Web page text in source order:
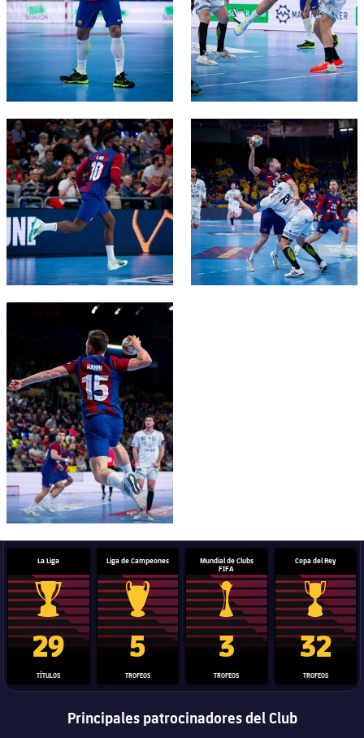
FC Barcelona club badge
FC Barcelona club badge
FC Barcelona club badge
La Liga
Trofeo de La Liga
29
TÍTULOS
Liga de Campeones
Trofeo de la Liga de Campeones
5
TROFEOS
Mundial de Clubs
FIFA
Trofeo del Mundial de
3
TROFEOS
Copa del Rey
Copa del
32
TROFEOS
Principales patrocinadores del Club